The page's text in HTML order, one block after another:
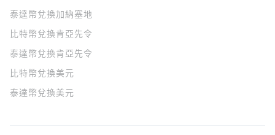
泰達幣兌換加納塞地
比特幣兌換肯亞先令
泰達幣兌換肯亞先令
比特幣兌換美元
泰達幣兌換美元